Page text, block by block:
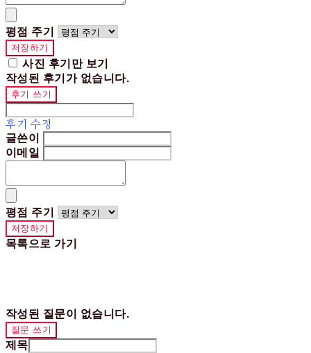
평점 주기
저장하기
사진 후기만 보기
작성된 후기가 없습니다.
후기 쓰기
후기 수정
글쓴이
이메일
평점 주기
저장하기
목록으로 가기
작성된 질문이 없습니다.
질문 쓰기
제목